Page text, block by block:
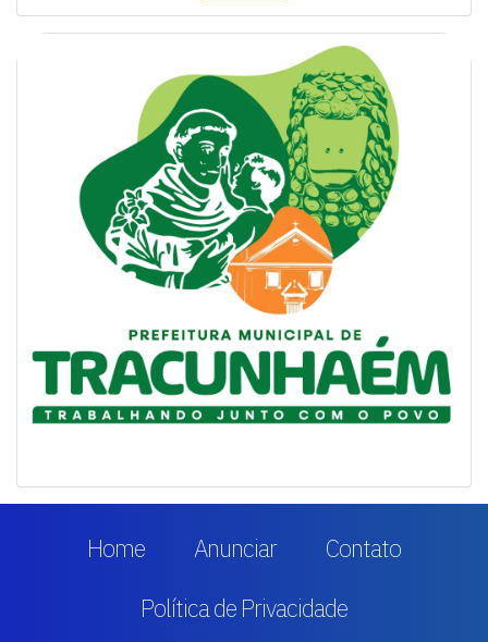
Home Anunciar
Contato
Política de Privacidade